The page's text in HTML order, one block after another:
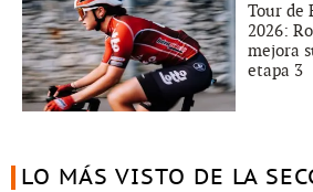
Tour de
2026:
mejora
etapa 3
LO MÁS VISTO DE LA